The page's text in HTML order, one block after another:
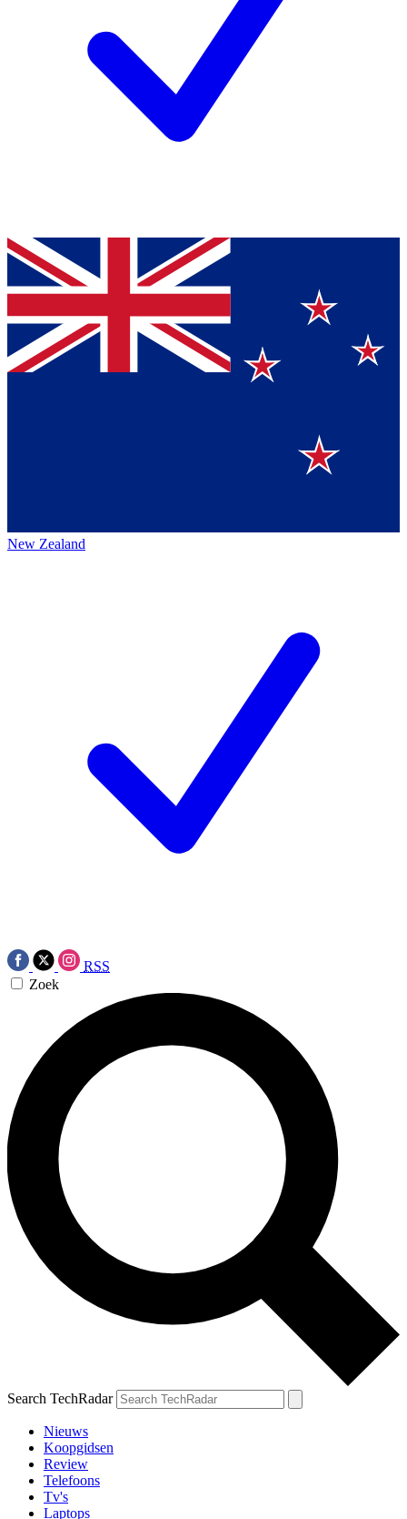
New Zealand
RSS
Zoek
Search TechRadar
Nieuws
Koopgidsen
Review
Telefoons
Tv's
Laptops